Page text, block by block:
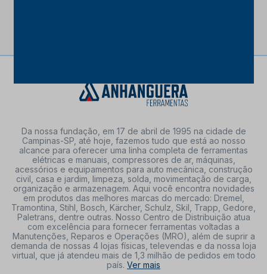
Da nossa fundação, em 17 de abril de 1995 na cidade de
Campinas-SP, até hoje, fazemos tudo que está ao nosso
alcance para oferecer uma linha completa de ferramentas
elétricas e manuais, compressores de ar, máquinas,
acessórios e equipamentos para auto mecânica, construção
civil, casa e jardim, limpeza, solda, movimentação de carga,
organização e armazenagem. Aqui você encontra novidades
em produtos das melhores marcas do mercado: Dremel,
Tramontina, Stihl, Bosch, Kärcher, Schulz, Skil, Trapp, Gedore,
Paletrans, dentre outras. Nosso Centro de Distribuição atua
com excelência para fornecer ferramentas voltadas a
Manutenções, Reparos e Operações (MRO), além de suprir a
demanda de nossas 4 lojas físicas, televendas e da nossa loja
virtual, que já atendeu mais de 1,3 milhão de pedidos em todo
país. Ver mais